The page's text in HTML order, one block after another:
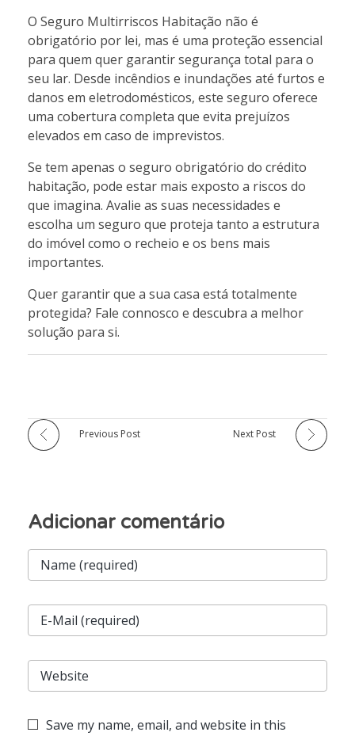
O Seguro Multirriscos Habitação não é
obrigatório por lei, mas é uma proteção essencial
para quem quer garantir segurança total para o
seu lar. Desde incêndios e inundações até furtos e
danos em eletrodomésticos, este seguro oferece
uma cobertura completa que evita prejuízos
elevados em caso de imprevistos.
Se tem apenas o seguro obrigatório do crédito
habitação, pode estar mais exposto a riscos do
que imagina. Avalie as suas necessidades e
escolha um seguro que proteja tanto a estrutura
do imóvel como o recheio e os bens mais
importantes.
Quer garantir que a sua casa está totalmente
protegida? Fale connosco e descubra a melhor
solução para si.
Previous Post Next Post
Save my name, email, and website in this